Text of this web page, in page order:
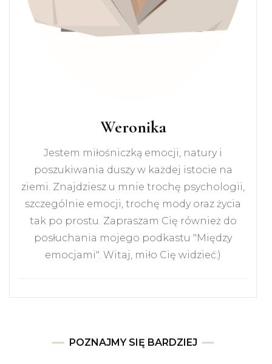
Weronika
Jestem miłośniczką emocji, natury i
poszukiwania duszy w każdej istocie na
ziemi. Znajdziesz u mnie trochę psychologii,
szczególnie emocji, trochę mody oraz życia
tak po prostu. Zapraszam Cię również do
posłuchania mojego podkastu "Między
emocjami". Witaj, miło Cię widzieć:)
POZNAJMY SIĘ BARDZIEJ